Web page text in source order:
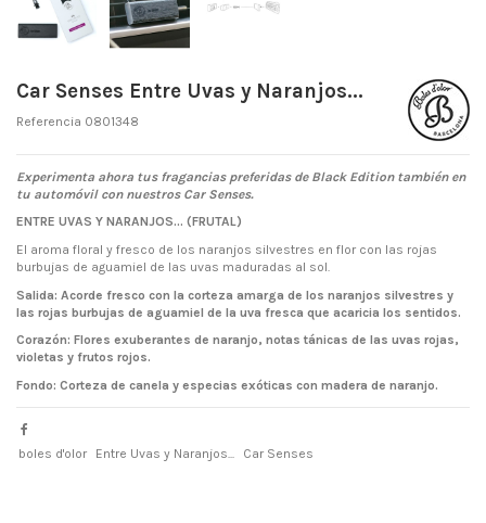
Car Senses Entre Uvas y Naranjos...
Referencia 0801348
Experimenta ahora tus fragancias preferidas de Black Edition también en
tu automóvil con nuestros Car Senses.
ENTRE UVAS Y NARANJOS... (FRUTAL)
El aroma floral y fresco de los naranjos silvestres en flor con las rojas
burbujas de aguamiel de las uvas maduradas al sol.
Salida: Acorde fresco con la corteza amarga de los naranjos silvestres y
las rojas burbujas de aguamiel de la uva fresca que acaricia los sentidos.
Corazón: Flores exuberantes de naranjo, notas tánicas de las uvas rojas,
violetas y frutos rojos.
Fondo: Corteza de canela y especias exóticas con madera de naranjo.
boles d'olor Entre Uvas y Naranjos... Car Senses